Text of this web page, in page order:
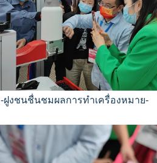
-ฝูงชนชื่นชมผลการทำเครื่องหมาย-